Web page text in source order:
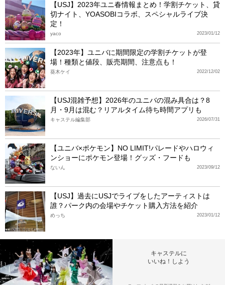
【USJ】2023年ユニ春情報まとめ！学割チケット、貸
切ナイト、YOASOBIコラボ、スペシャルライブ決
定！
2023/01/12
yaco
【2023年】ユニバに期間限定の学割チケットが登
場！種類と値段、販売期間、注意点も！
2022/12/02
葵木ケイ
【USJ混雑予想】2026年のユニバの混み具合は？8
月・9月は混む？リアルタイム待ち時間アプリも
2026/07/31
キャステル編集部
【ユニバ×ポケモン】NO LIMIT!パレードやハロウィ
ンショーにポケモン登場！グッズ・フードも
2023/09/12
ないん
【USJ】過去にUSJでライブをしたアーティストは
誰？パーク内の会場やチケット購入方法を紹介
2023/01/12
めっち
キャステルに
いいね！しよう